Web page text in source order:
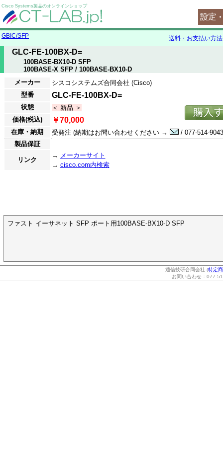
Cisco Systems製品のオンラインショップ
GBIC/SFP 送料・お支払い方法
GLC-FE-100BX-D=
100BASE-BX10-D SFP
100BASE-X SFP / 100BASE-BX10-D
メーカー
シスコシステムズ合同会社 (Cisco)
型番
GLC-FE-100BX-D=
状態
＜ 新品 ＞
価格(税込)
￥70,000
在庫・納期 受発注 (納期はお問い合わせください →
/ 077-514-
製品保証
リンク
→ メーカーサイト
→ cisco.com内検索
ファスト イーサネット SFP ポート用100BASE-BX10-D SFP
通信技研合同会社 (特定
お問い合わせ：077-